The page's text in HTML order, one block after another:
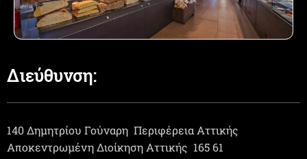
Διεύθυνση:
140 Δημητρίου Γούναρη Περιφέρεια Αττικής
Αποκεντρωμένη Διοίκηση Αττικής 165 61